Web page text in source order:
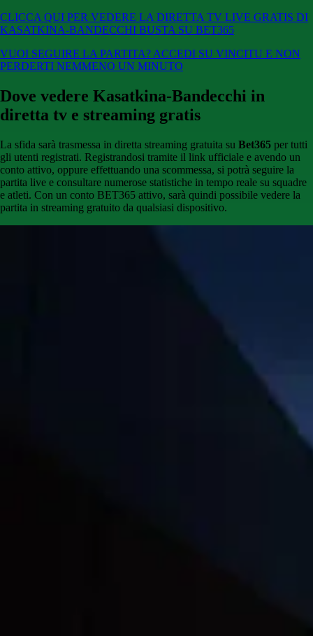
CLICCA QUI PER VEDERE LA DIRETTA TV LIVE GRATIS DI
KASATKINA-BANDECCHI BUSTA SU BET365
VUOI SEGUIRE LA PARTITA? ACCEDI SU VINCITU E NON
PERDERTI NEMMENO UN MINUTO
Dove vedere Kasatkina-Bandecchi in
diretta tv e streaming gratis
La sfida sarà trasmessa in diretta streaming gratuita su Bet365 per tutti
gli utenti registrati. Registrandosi tramite il link ufficiale e avendo un
conto attivo, oppure effettuando una scommessa, si potrà seguire la
partita live e consultare numerose statistiche in tempo reale su squadre
e atleti. Con un conto BET365 attivo, sarà quindi possibile vedere la
partita in streaming gratuito da qualsiasi dispositivo.